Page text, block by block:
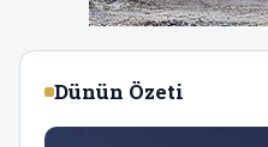
Dünün Özeti